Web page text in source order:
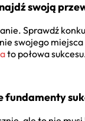
swoją
Sprawdź
swojego
to połowa
fundamenty